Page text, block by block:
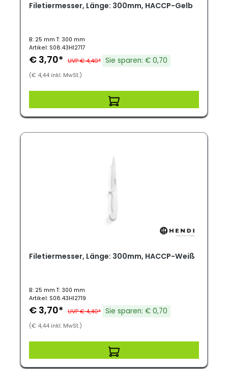
Filetiermesser, Länge: 300mm, HACCP-Gelb
B: 25 mm T: 300 mm
Artikel: S08.43HI2717
€ 3,70* UVP € 4,40* Sie sparen: € 0,70
(€ 4,44 inkl. MwSt.)
Filetiermesser, Länge: 300mm, HACCP-Weiß
B: 25 mm T: 300 mm
Artikel: S08.43HI2719
€ 3,70* UVP € 4,40* Sie sparen: € 0,70
(€ 4,44 inkl. MwSt.)